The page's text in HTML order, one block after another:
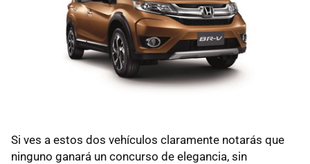
Si ves a estos dos vehículos claramente notarás que
ninguno ganará un concurso de elegancia, sin